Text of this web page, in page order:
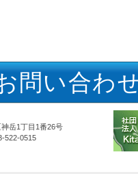
問い合わ
岳1丁目1番26号
522-0515